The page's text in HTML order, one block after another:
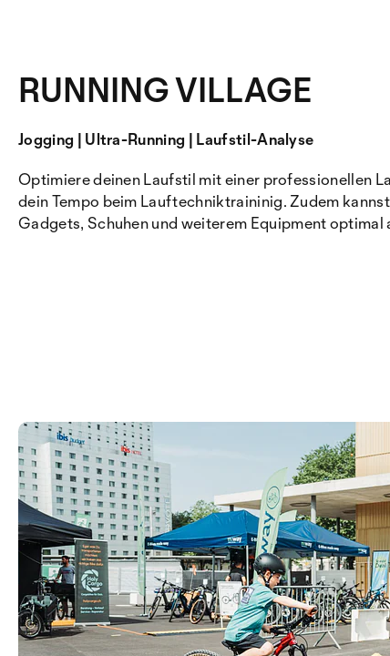
RUNNING VILLAGE
Jogging | Ultra-Running | Laufstil-Analyse
Optimiere deinen Laufstil mit einer professionellen
dein Tempo beim Lauftechniktraininig. Zudem
Gadgets, Schuhen und weiterem Equipment optimal